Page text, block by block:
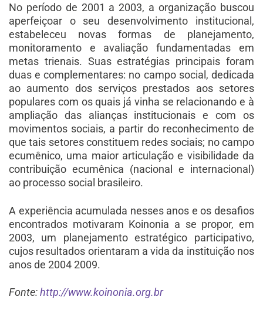
No período de 2001 a 2003, a organização buscou
aperfeiçoar o seu desenvolvimento institucional,
estabeleceu novas formas de planejamento,
monitoramento e avaliação fundamentadas em
metas trienais. Suas estratégias principais foram
duas e complementares: no campo social, dedicada
ao aumento dos serviços prestados aos setores
populares com os quais já vinha se relacionando e à
ampliação das alianças institucionais e com os
movimentos sociais, a partir do reconhecimento de
que tais setores constituem redes sociais; no campo
ecumênico, uma maior articulação e visibilidade da
contribuição ecumênica (nacional e internacional)
ao processo social brasileiro.
A experiência acumulada nesses anos e os desafios
encontrados motivaram Koinonia a se propor, em
2003, um planejamento estratégico participativo,
cujos resultados orientaram a vida da instituição nos
anos de 2004 2009.
Fonte:http://www.koinonia.org.br